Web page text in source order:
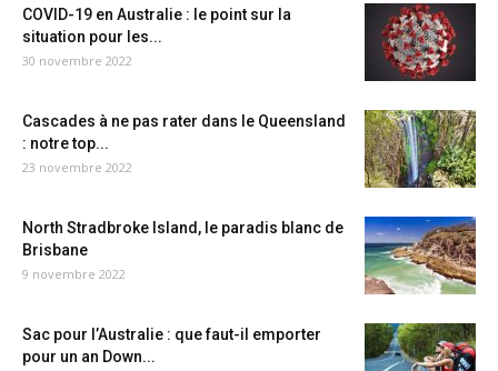
COVID-19 en Australie : le point sur la
situation pour les...
30 novembre 2022
Cascades à ne pas rater dans le Queensland
: notre top...
23 novembre 2022
North Stradbroke Island, le paradis blanc de
Brisbane
9 novembre 2022
Sac pour l’Australie : que faut-il emporter
pour un an Down...